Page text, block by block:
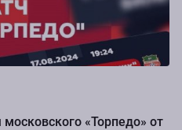
«Торпедо» от